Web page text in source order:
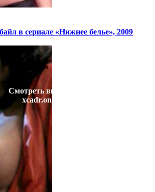
Смотреть видео на
xcadr.online
в сериале «Нижнее белье», 2009